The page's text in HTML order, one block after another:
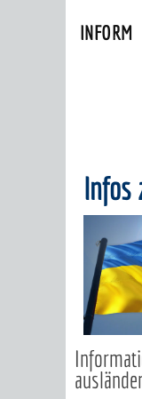
ZUR
UKRAINE
Infos
Infos